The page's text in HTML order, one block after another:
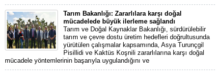
Tarım Bakanlığı: Zararlılara karşı doğal
mücadelede büyük ilerleme sağlandı
Tarım ve Doğal Kaynaklar Bakanlığı, sürdürülebilir
tarım ve çevre dostu üretim hedefleri doğrultusunda
yürütülen çalışmalar kapsamında, Asya Turunçgil
Pisillidi ve Kaktüs Koşnili zararlılarına karşı doğal
mücadele yöntemlerinin başarıyla uygulandığını ve